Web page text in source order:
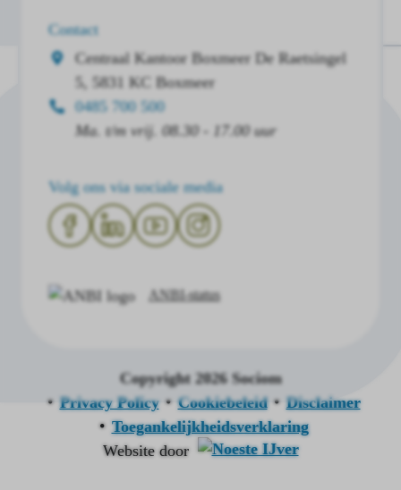
Contact
Centraal Kantoor Boxmeer
De Raetsingel
5, 5831 KC Boxmeer
0485 700 500
Ma. t/m vrij. 08.30 - 17.00 uur
Volg ons via sociale media
ANBI-status
Copyright 2026 Sociom
Privacy Policy
Cookiebeleid
Disclaimer
Toegankelijkheidsverklaring
Website door